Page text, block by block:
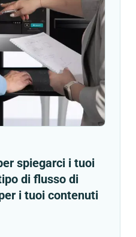
spiegarci i tuoi
di flusso di
i tuoi contenuti